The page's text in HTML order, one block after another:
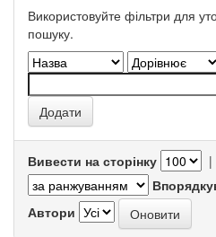
Використовуйте фільтри для
пошуку.
Вивести на сторінку |
Автори